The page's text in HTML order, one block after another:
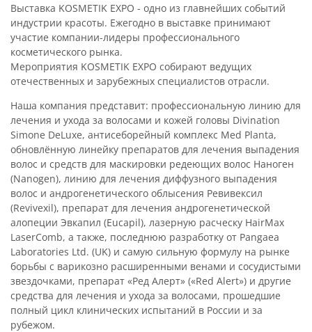
Выставка KOSMETIK EXPO - одно из главнейших событий
индустрии красоты. Ежегодно в выставке принимают
участие компании-лидеры профессионального
косметического рынка.
Мероприятия KOSMETIK EXPO собирают ведущих
отечественных и зарубежных специалистов отрасли.
Наша компания представит: профессиональную линию для
лечения и ухода за волосами и кожей головы Divination
Simone DeLuxe, антисеборейный комплекс Med Planta,
обновлённую линейку препаратов для лечения выпадения
волос и средств для маскировки редеющих волос Наноген
(Nanogen), линию для лечения диффузного выпадения
волос и андрогенетического облысения Ревивексил
(Revivexil), препарат для лечения андрогенетической
алопеции Эвкапил (Eucapil), лазерную расческу HairMax
LaserComb, а также, последнюю разработку от Pangaea
Laboratories Ltd. (UK) и самую сильную формулу на рынке
борьбы с варикозно расширенными венами и сосудистыми
звездочками, препарат «Ред Алерт» («Red Alert») и другие
средства для лечения и ухода за волосами, прошедшие
полный цикл клинических испытаний в России и за
рубежом.